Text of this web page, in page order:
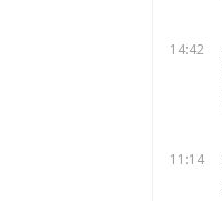
14:42
11:14